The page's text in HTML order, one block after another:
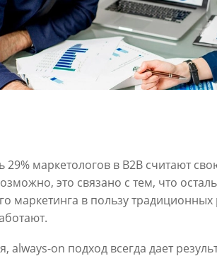
маркетологов в B2B считают
это связано с тем, что
маркетинга в пользу
always-on подход всегда дает